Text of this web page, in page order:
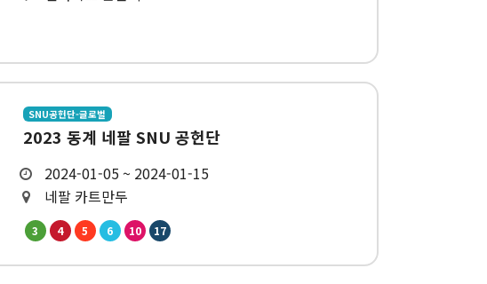
SNU공헌단-글로벌
2023 동계 네팔 SNU 공헌단
2024-01-05 ~ 2024-01-15
네팔 카트만두
3 4 5 6 10 17